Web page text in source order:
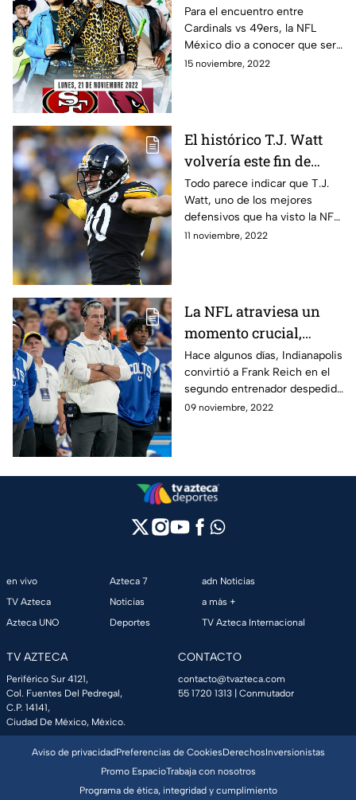
Cardinals vs 49ers
Para el encuentro entre
Cardinals vs 49ers, la NFL
México dio a conocer que será
Grupo Firme el encargado de
15 noviembre, 2022
El histórico T.J. Watt
volvería este fin de
semana a la NFL
Todo parece indicar que T.J.
Watt, uno de los mejores
defensivos que ha visto la NFL
en los últimos años, podría
11 noviembre, 2022
La NFL atraviesa un
momento crucial,
conoce todos los
despidos
Hace algunos días, Indianapolis
convirtió a Frank Reich en el
segundo entrenador despedido
esta temporada. Repasamos
09 noviembre, 2022
en vivo
TV Azteca
Azteca UNO
Azteca 7
Noticias
Deportes
adn Noticias
a más +
TV Azteca Internacional
TV AZTECA
Periférico Sur 4121,
Col. Fuentes Del Pedregal,
C.P. 14141,
Ciudad De México, México.
CONTACTO
contacto@tvazteca.com
55 1720 1313 | Conmutador
Aviso de privacidadPreferencias de CookiesDerechosInversionistas
Promo EspacioTrabaja con nosotros
Programa de ética, integridad y cumplimiento